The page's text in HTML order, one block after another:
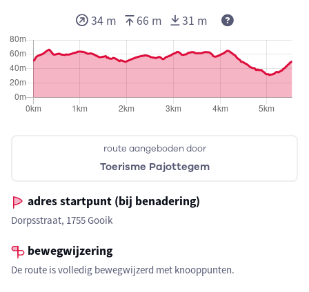
route aangeboden door
Toerisme Pajottegem
adres startpunt (bij benadering)
Dorpsstraat, 1755 Gooik
bewegwijzering
De route is volledig bewegwijzerd met knooppunten.
34 m 66 m 31 m Deze